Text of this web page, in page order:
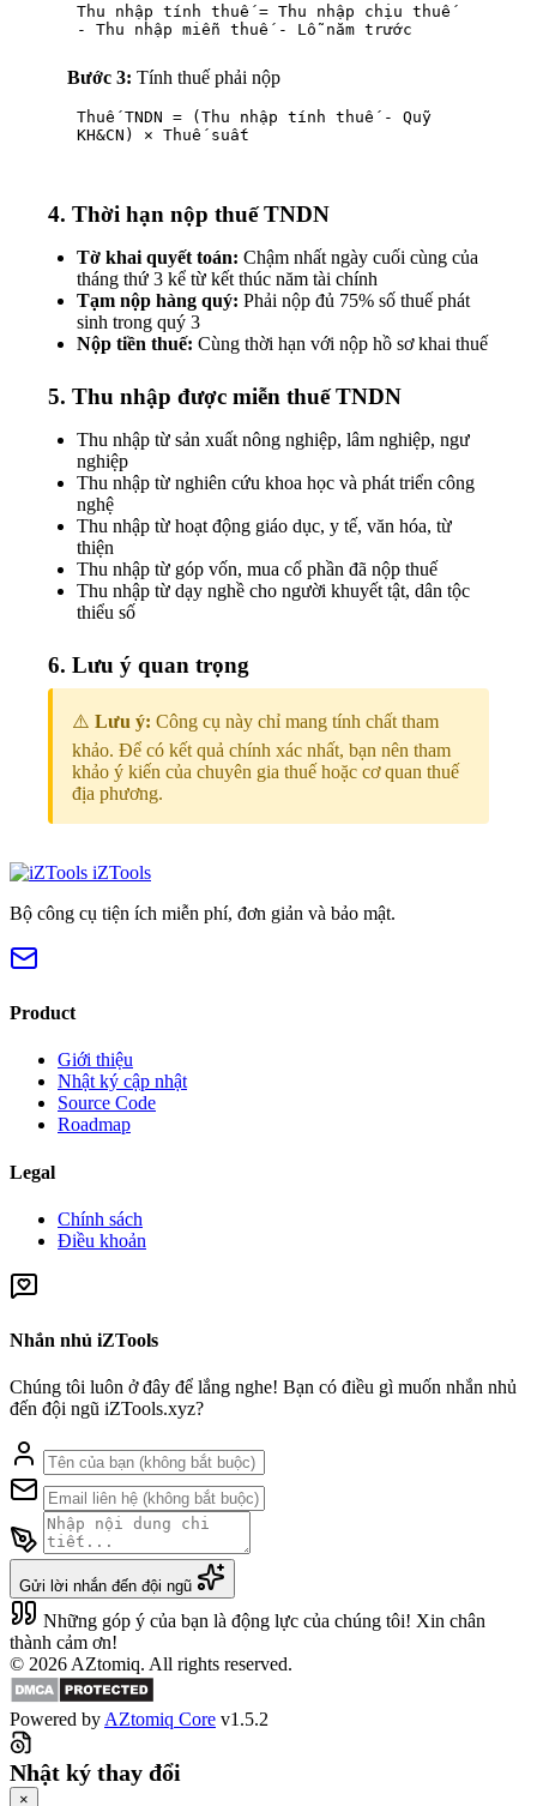
Thu nhập tính thuế = Thu nhập chịu thuế
- Thu nhập miễn thuế - Lỗ năm trước
Bước 3: Tính thuế phải nộp
Thuế TNDN = (Thu nhập tính thuế - Quỹ
KH&CN) × Thuế suất
4. Thời hạn nộp thuế TNDN
Tờ khai quyết toán: Chậm nhất ngày cuối cùng của
tháng thứ 3 kể từ kết thúc năm tài chính
Tạm nộp hàng quý: Phải nộp đủ 75% số thuế phát
sinh trong quý 3
Nộp tiền thuế: Cùng thời hạn với nộp hồ sơ khai thuế
5. Thu nhập được miễn thuế TNDN
Thu nhập từ sản xuất nông nghiệp, lâm nghiệp, ngư
nghiệp
Thu nhập từ nghiên cứu khoa học và phát triển công
nghệ
Thu nhập từ hoạt động giáo dục, y tế, văn hóa, từ
thiện
Thu nhập từ góp vốn, mua cổ phần đã nộp thuế
Thu nhập từ dạy nghề cho người khuyết tật, dân tộc
thiểu số
6. Lưu ý quan trọng
⚠️ Lưu ý: Công cụ này chỉ mang tính chất tham
khảo. Để có kết quả chính xác nhất, bạn nên tham
khảo ý kiến của chuyên gia thuế hoặc cơ quan thuế
địa phương.
iZTools
Bộ công cụ tiện ích miễn phí, đơn giản và bảo mật.
Product
Giới thiệu
Nhật ký cập nhật
Source Code
Roadmap
Legal
Chính sách
Điều khoản
Nhắn nhủ iZTools
Chúng tôi luôn ở đây để lắng nghe! Bạn có điều gì muốn nhắn nhủ
đến đội ngũ iZTools.xyz?
Gửi lời nhắn đến đội ngũ
Những góp ý của bạn là động lực của chúng tôi! Xin chân
thành cảm ơn!
© 2026 AZtomiq. All rights reserved.
Powered byAZtomiq Core v1.5.2
Nhật ký thay đổi
×